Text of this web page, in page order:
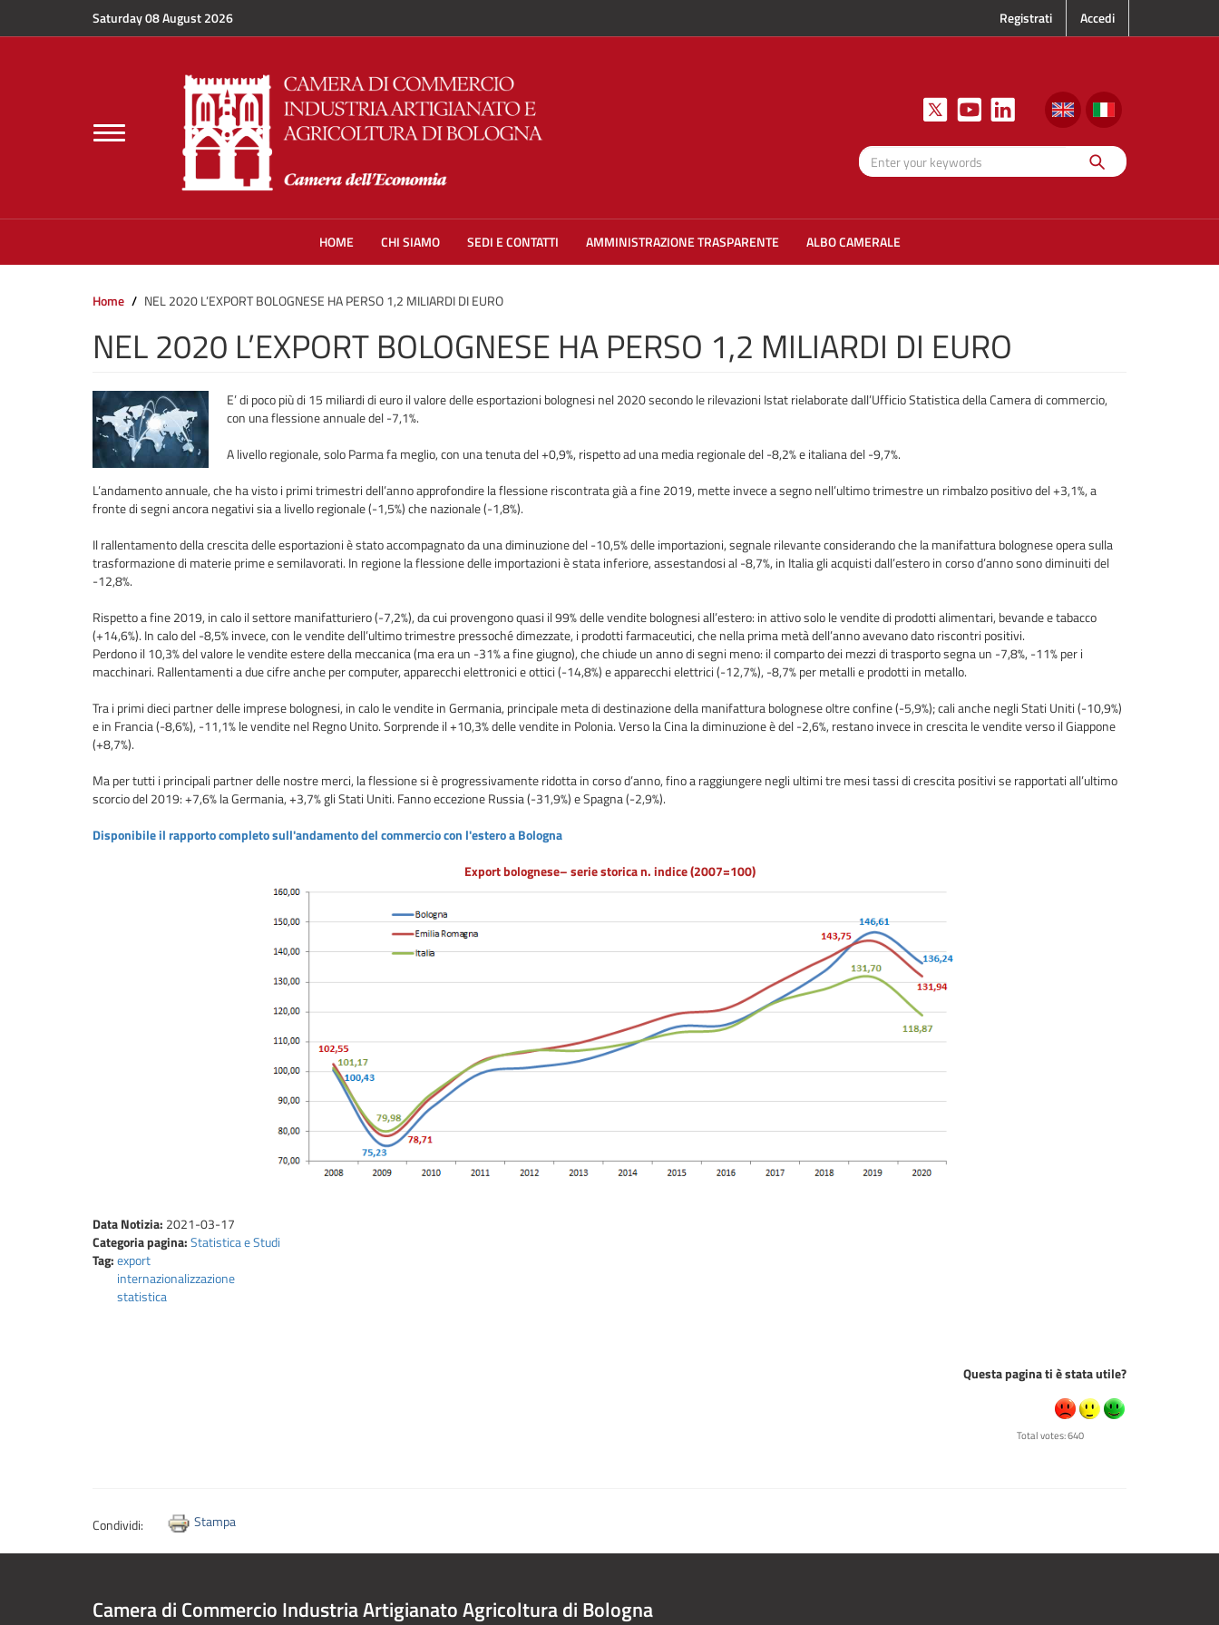
Saturday 08 August 2026 Registrati Accedi
Toggle
navigation
Search
HOME CHI SIAMO SEDI E CONTATTI AMMINISTRAZIONE TRASPARENTE ALBO CAMERALE
Home NEL 2020 L’EXPORT BOLOGNESE HA PERSO 1,2 MILIARDI DI EURO
NEL 2020 L’EXPORT BOLOGNESE HA PERSO 1,2 MILIARDI DI EURO
E’ di poco più di 15 miliardi di euro il valore delle esportazioni bolognesi nel 2020 secondo le rilevazioni Istat rielaborate dall’Ufficio Statistica della Camera di commercio,
con una flessione annuale del -7,1%.
A livello regionale, solo Parma fa meglio, con una tenuta del +0,9%, rispetto ad una media regionale del -8,2% e italiana del -9,7%.
L’andamento annuale, che ha visto i primi trimestri dell’anno approfondire la flessione riscontrata già a fine 2019, mette invece a segno nell’ultimo trimestre un rimbalzo positivo del +3,1%, a
fronte di segni ancora negativi sia a livello regionale (-1,5%) che nazionale (-1,8%).
Il rallentamento della crescita delle esportazioni è stato accompagnato da una diminuzione del -10,5% delle importazioni, segnale rilevante considerando che la manifattura bolognese opera sulla
trasformazione di materie prime e semilavorati. In regione la flessione delle importazioni è stata inferiore, assestandosi al -8,7%, in Italia gli acquisti dall’estero in corso d’anno sono diminuiti del
-12,8%.
Rispetto a fine 2019, in calo il settore manifatturiero (-7,2%), da cui provengono quasi il 99% delle vendite bolognesi all’estero: in attivo solo le vendite di prodotti alimentari, bevande e tabacco
(+14,6%). In calo del -8,5% invece, con le vendite dell’ultimo trimestre pressoché dimezzate, i prodotti farmaceutici, che nella prima metà dell’anno avevano dato riscontri positivi.
Perdono il 10,3% del valore le vendite estere della meccanica (ma era un -31% a fine giugno), che chiude un anno di segni meno: il comparto dei mezzi di trasporto segna un -7,8%, -11% per i
macchinari. Rallentamenti a due cifre anche per computer, apparecchi elettronici e ottici (-14,8%) e apparecchi elettrici (-12,7%), -8,7% per metalli e prodotti in metallo.
Tra i primi dieci partner delle imprese bolognesi, in calo le vendite in Germania, principale meta di destinazione della manifattura bolognese oltre confine (-5,9%); cali anche negli Stati Uniti (-10,9%)
e in Francia (-8,6%), -11,1% le vendite nel Regno Unito. Sorprende il +10,3% delle vendite in Polonia. Verso la Cina la diminuzione è del -2,6%, restano invece in crescita le vendite verso il Giappone
(+8,7%).
Ma per tutti i principali partner delle nostre merci, la flessione si è progressivamente ridotta in corso d’anno, fino a raggiungere negli ultimi tre mesi tassi di crescita positivi se rapportati all’ultimo
scorcio del 2019: +7,6% la Germania, +3,7% gli Stati Uniti. Fanno eccezione Russia (-31,9%) e Spagna (-2,9%).
Disponibile il rapporto completo sull'andamento del commercio con l'estero a Bologna
Export bolognese– serie storica n. indice (2007=100)
Data Notizia: 2021-03-17
Categoria pagina:Statistica e Studi
Tag:export
internazionalizzazione
statistica
Questa pagina ti è stata utile?
Total votes: 640
Condividi: Stampa
Camera di Commercio Industria Artigianato Agricoltura di Bologna